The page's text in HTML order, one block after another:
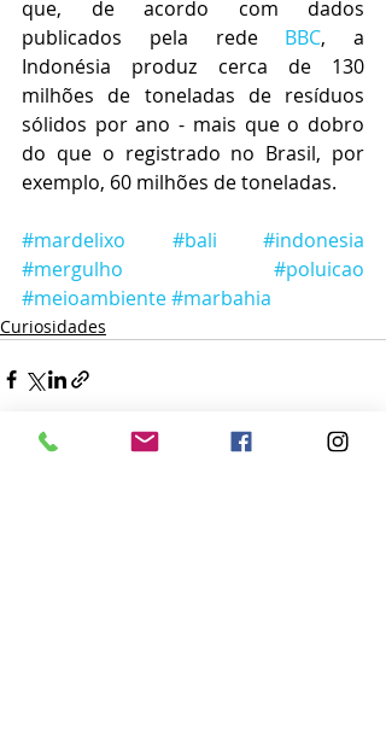
que, de acordo com dados
publicados pela rede BBC, a
Indonésia produz cerca de 130
milhões de toneladas de resíduos
sólidos por ano - mais que o dobro
do que o registrado no Brasil, por
exemplo, 60 milhões de toneladas.
#mardelixo #bali
#indonesia
#mergulho
#poluicao
#meioambiente#marbahia
Curiosidades